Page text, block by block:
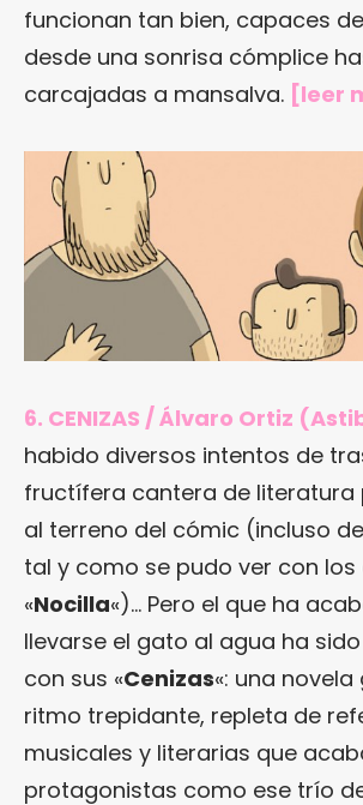
funcionan tan bien, capaces
desde una sonrisa cómplice
carcajadas a mansalva. [leer
6. CENIZAS / Álvaro Ortiz
habido diversos intentos de
fructífera cantera de literatura
al terreno del cómic (incluso
tal y como se pudo ver con
«Nocilla«)… Pero el que ha
llevarse el gato al agua ha sido
con sus «Cenizas«: una
ritmo trepidante, repleta de
musicales y literarias que
protagonistas como ese trío